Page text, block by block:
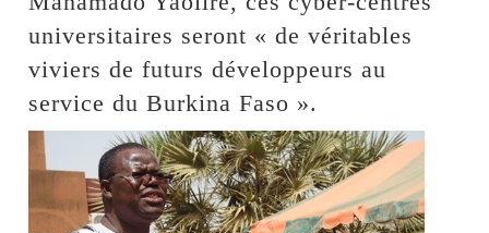
universitaires seront « de véritables
viviers de futurs développeurs au
service du Burkina Faso ».